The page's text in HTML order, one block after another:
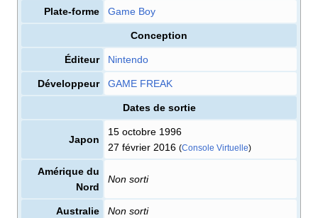
Plate-forme Game Boy
Conception
Éditeur Nintendo
Développeur GAME FREAK
Dates de sortie
Japon
15 octobre 1996
27 février 2016 (Console Virtuelle)
Amérique du
Nord
Non sorti
Australie Non sorti